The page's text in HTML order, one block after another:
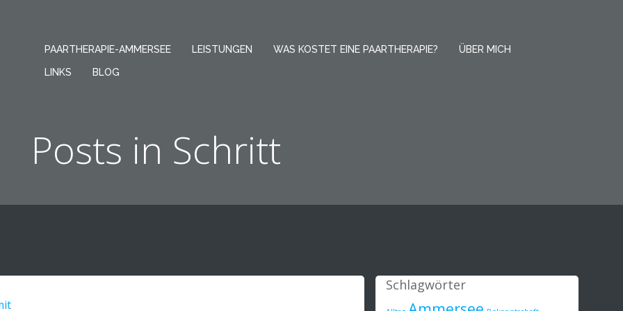
PAARTHERAPIE-AMMERSEE LEISTUNGEN WAS KOSTET EINE PAARTHERAPIE? ÜBER MICH
LINKS BLOG
Posts in Schritt
Schlagwörter